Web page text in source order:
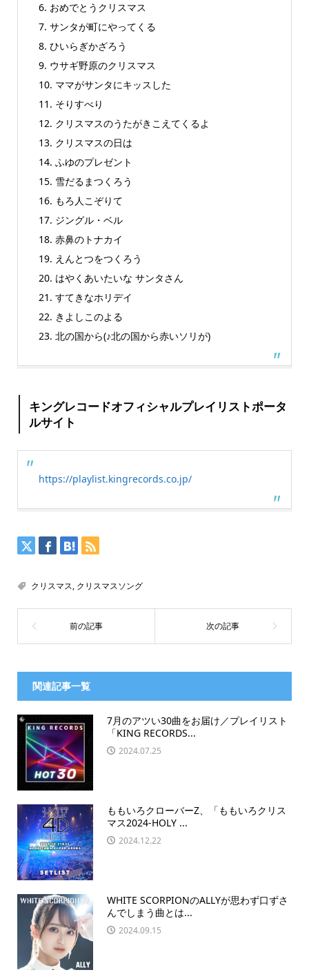
6. おめでとうクリスマス
7. サンタが町にやってくる
8. ひいらぎかざろう
9. ウサギ野原のクリスマス
10. ママがサンタにキッスした
11. そりすべり
12. クリスマスのうたがきこえてくるよ
13. クリスマスの日は
14. ふゆのプレゼント
15. 雪だるまつくろう
16. もろ人こぞりて
17. ジングル・ベル
18. 赤鼻のトナカイ
19. えんとつをつくろう
20. はやくあいたいな サンタさん
21. すてきなホリデイ
22. きよしこのよる
23. 北の国から(♪北の国から赤いソリが)
キングレコードオフィシャルプレイリストポータ
ルサイト
https://playlist.kingrecords.co.jp/
クリスマス, クリスマスソング
関連記事一覧
7月のアツい30曲をお届け／プレイリスト
「KING RECORDS...
2024.07.25
ももいろクローバーZ、「ももいろクリス
マス2024-HOLY ...
2024.12.22
WHITE SCORPIONのALLYが思わず口ずさ
んでしまう曲とは...
2024.09.15